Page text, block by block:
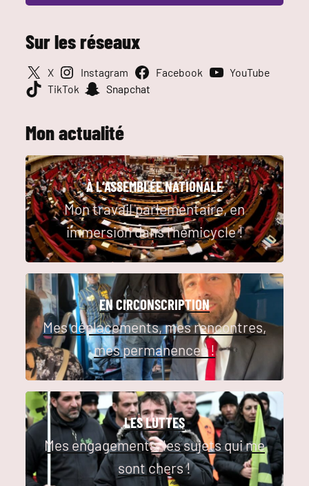
Sur les réseaux
X Instagram Facebook
YouTube
TikTok
Snapchat
Mon actualité
À L’ASSEMBLÉE NATIONALE
Mon travail parlementaire, en
immersion dans l’hémicycle !
EN CIRCONSCRIPTION
Mes déplacements, mes rencontres,
mes permanences !
LES LUTTES
Mes engagements, les sujets qui me
sont chers !